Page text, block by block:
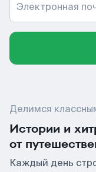
Электронная
Делимся
Истории и
от
Каждый день